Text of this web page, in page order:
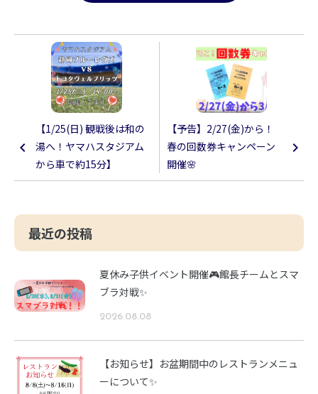
【1/25(日) 観戦後は和の
湯へ！ヤマハスタジアム
から車で約15分】
【予告】2/27(金)から！
春の回数券キャンペーン
開催🌸
最近の投稿
夏休み子供イベント開催🎮館長チームとスマ
ブラ対戦✨
2026.08.08
【お知らせ】お盆期間中のレストランメニュ
ーについて✨